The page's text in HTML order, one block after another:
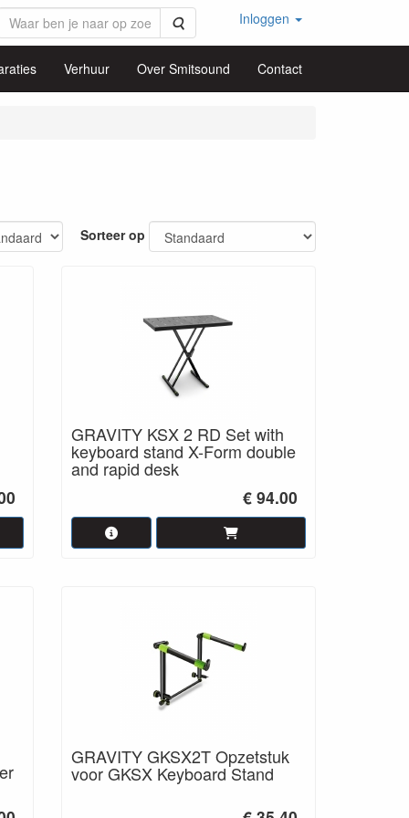
Zoeken Inloggen
Verhuur Over Smitsound Contact
Sorteer op
GRAVITY KSX 2 RD Set with
keyboard stand X-Form double
and rapid desk
€ 94.00
GRAVITY GKSX2T Opzetstuk
voor GKSX Keyboard Stand